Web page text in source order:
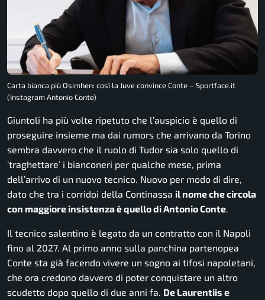
Carta bianca più Osimhen: così la Juve convince Conte – Sportface.it
(Instagram Antonio Conte)
Giuntoli ha più volte ripetuto che l’auspicio è quello di
proseguire insieme ma dai rumors che arrivano da Torino
sembra davvero che il ruolo di Tudor sia solo quello di
‘traghettare’ i bianconeri per qualche mese, prima
dell’arrivo di un nuovo tecnico. Nuovo per modo di dire,
dato che tra i corridoi della Continassa il nome che circola
con maggiore insistenza è quello di Antonio Conte
Il tecnico salentino è legato da un contratto con il Napoli
fino al 2027. Al primo anno sulla panchina partenopea
Conte sta già facendo vivere un sogno ai tifosi napoletani,
che ora credono davvero di poter conquistare un altro
scudetto dopo quello di due anni fa. De Laurentiis e